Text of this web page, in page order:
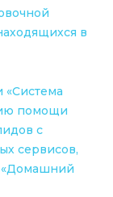
в
помощи
с
сервисов,
«Домашний